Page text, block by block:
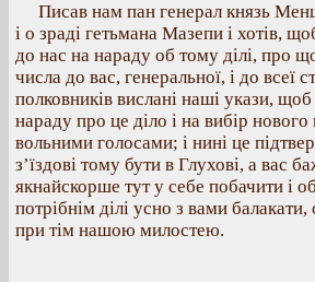
Писав нам пан генерал князь
і о зраді гетьмана Мазепи і хотів,
до нас на нараду об тому ділі, про
числа до вас, генеральної, і до всеї
полковників вислані наші укази, щоб
нараду про це діло і на вибір
вольними голосами; і нині це
з’їздові тому бути в Глухові, а вас
якнайскорше тут у себе побачити і
потрібнім ділі усно з вами
при тім нашою милостею.